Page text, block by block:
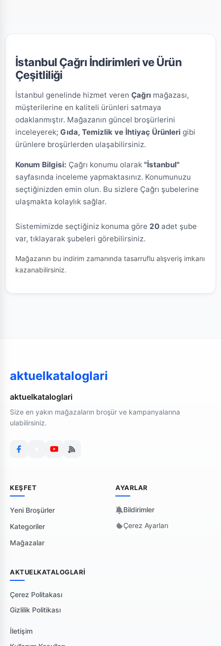
İstanbul Çağrı İndirimleri ve Ürün
Çeşitliliği
İstanbul genelinde hizmet veren Çağrı mağazası,
müşterilerine en kaliteli ürünleri satmaya
odaklanmıştır. Mağazanın güncel broşürlerini
inceleyerek; Gıda, Temizlik ve İhtiyaç Ürünleri gibi
ürünlere broşürlerden ulaşabilirsiniz.
Konum Bilgisi: Çağrı konumu olarak "İstanbul"
sayfasında inceleme yapmaktasınız. Konumunuzu
seçtiğinizden emin olun. Bu sizlere Çağrı şubelerine
ulaşmakta kolaylık sağlar.
Sistemimizde seçtiğiniz konuma göre 20 adet şube
var, tıklayarak şubeleri görebilirsiniz.
Mağazanın bu indirim zamanında tasarruflu alışveriş imkanı
kazanabilirsiniz.
aktuelkataloglari
aktuelkataloglari
Size en yakın mağazaların broşür ve kampanyalarına
ulabilirsiniz.
KEŞFET
Yeni Broşürler
Kategoriler
Mağazalar
AYARLAR
Bildirimler
Çerez Ayarları
AKTUELKATALOGLARI
Çerez Politakası
Gizlilik Politikası
İletişim